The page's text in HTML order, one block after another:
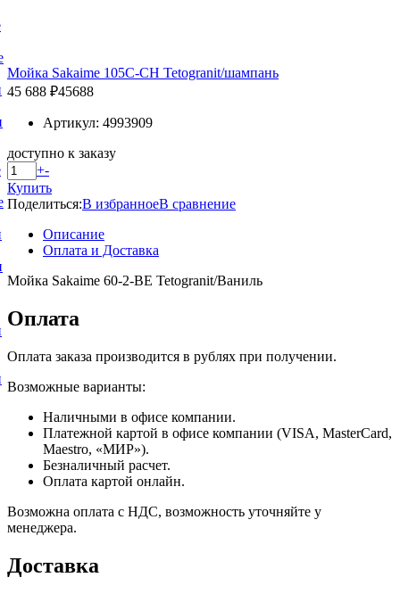
Мойка Sakaime 105C-СH Tetogranit/шампань
45 688 ₽45688
Артикул: 4993909
доступно к заказу
+-
Купить
Поделиться:В избранноеВ сравнение
Описание
Оплата и Доставка
Мойка Sakaime 60-2-BE Tetogranit/Ваниль
Оплата
Оплата заказа производится в рублях при получении.
Возможные варианты:
Наличными в офисе компании.
Платежной картой в офисе компании (VISA, MasterCard,
Maestro, «МИР»).
Безналичный расчет.
Оплата картой онлайн.
Возможна оплата с НДС, возможность уточняйте у
менеджера.
Доставка